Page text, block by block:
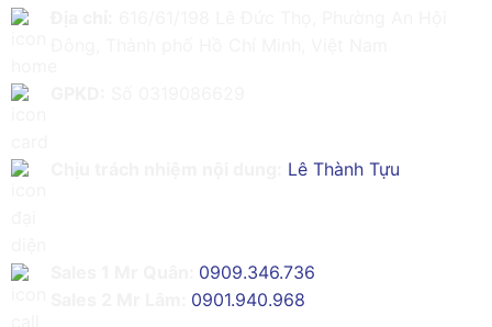
Lê Thành Tựu
0909.346.736
0901.940.968